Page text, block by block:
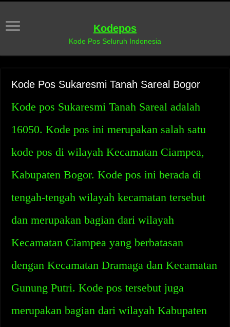
Kodepos
Kode Pos Seluruh Indonesia
Kode Pos Sukaresmi Tanah Sareal Bogor
Kode pos Sukaresmi Tanah Sareal adalah
16050. Kode pos ini merupakan salah satu
kode pos di wilayah Kecamatan Ciampea,
Kabupaten Bogor. Kode pos ini berada di
tengah-tengah wilayah kecamatan tersebut
dan merupakan bagian dari wilayah
Kecamatan Ciampea yang berbatasan
dengan Kecamatan Dramaga dan Kecamatan
Gunung Putri. Kode pos tersebut juga
merupakan bagian dari wilayah Kabupaten